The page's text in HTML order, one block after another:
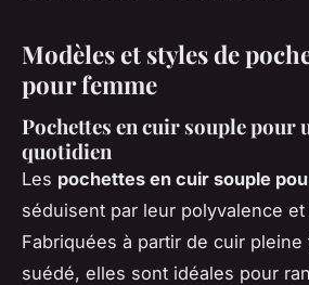
Modèles et styles de
pour femme
Pochettes en cuir souple pour
quotidien
Les pochettes en cuir souple
séduisent par leur polyvalence
Fabriquées à partir de cuir
suédé, elles sont idéales pour